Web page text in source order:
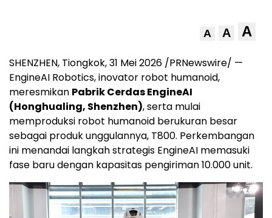
A A A
SHENZHEN, Tiongkok, 31 Mei 2026 /PRNewswire/ —
EngineAI Robotics, inovator robot humanoid,
meresmikan Pabrik Cerdas EngineAI
(Honghualing, Shenzhen), serta mulai
memproduksi robot humanoid berukuran besar
sebagai produk unggulannya, T800. Perkembangan
ini menandai langkah strategis EngineAI memasuki
fase baru dengan kapasitas pengiriman 10.000 unit.